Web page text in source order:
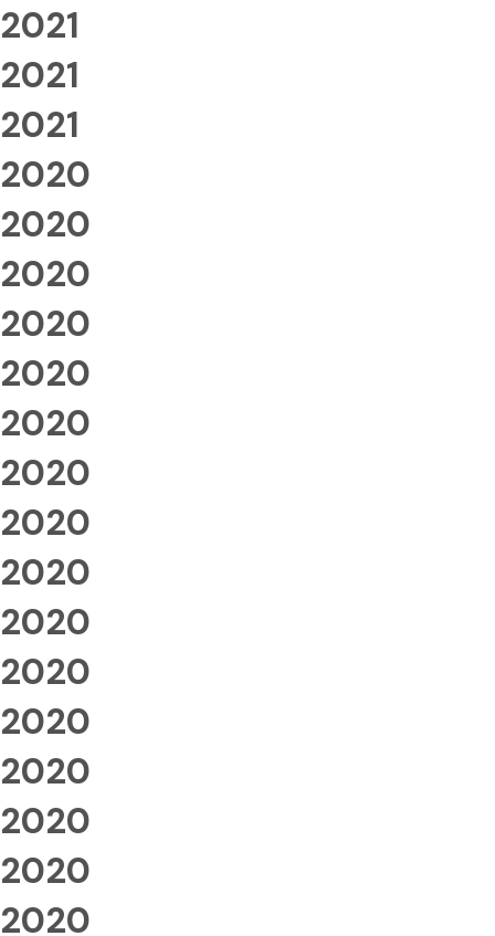
2021
2021
2021
2020
2020
2020
2020
2020
2020
2020
2020
2020
2020
2020
2020
2020
2020
2020
2020